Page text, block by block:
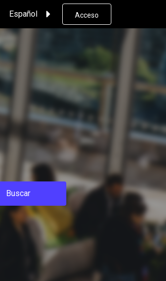
Español Acceso
Buscar